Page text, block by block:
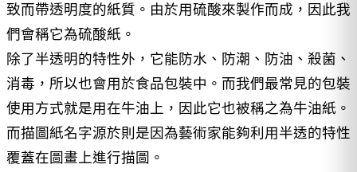
致而帶透明度的紙質。由於用硫酸來製作而成，因此我
們會稱它為硫酸紙。
除了半透明的特性外，它能防水、防潮、防油、殺菌、
消毒，所以也會用於食品包裝中。而我們最常見的包裝
使用方式就是用在牛油上，因此它也被稱之為牛油紙。
而描圖紙名字源於則是因為藝術家能夠利用半透的特性
覆蓋在圖畫上進行描圖。